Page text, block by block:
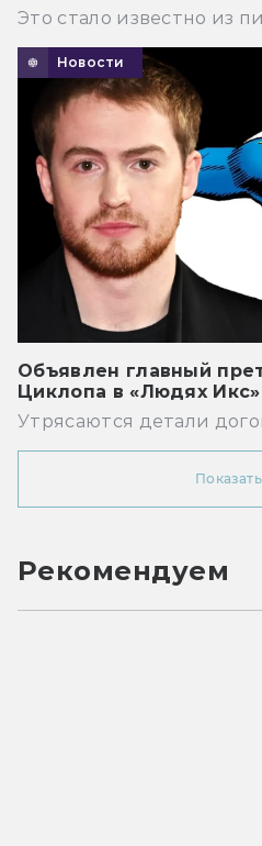
Это стало известно из
Новости
Объявлен главный
Циклопа в «Людях Икс»
Утрясаются детали
Рекомендуем